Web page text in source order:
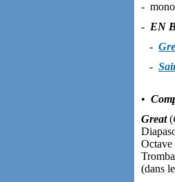
-
- EN
-
-
•
Great(
(dans